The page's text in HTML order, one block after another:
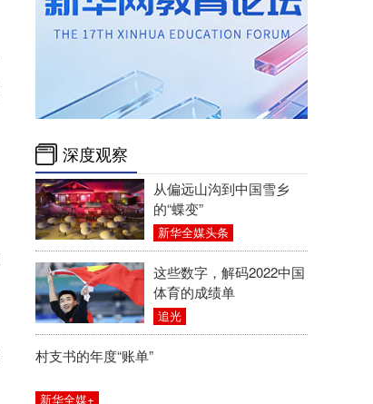
深度观察
从偏远山沟到中国雪乡
的“蝶变”
新华全媒头条
这些数字，解码2022中国
体育的成绩单
追光
村支书的年度“账单”
新华全媒+